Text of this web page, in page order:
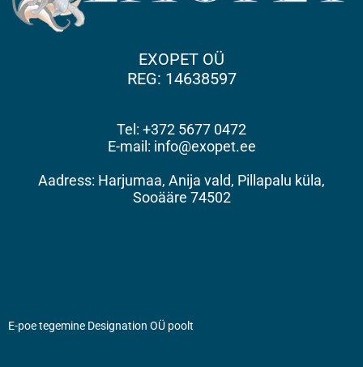
EXOPET OÜ
REG: 14638597
Tel: +372 5677 0472
E-mail: info@exopet.ee
Aadress: Harjumaa, Anija vald, Pillapalu küla,
Sooääre 74502
E-poe tegemine Designation OÜ poolt